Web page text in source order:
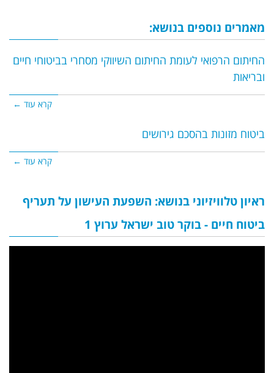
מאמרים נוספים בנושא:
החיתום הרפואי לעומת החיתום השיווקי מסחרי בביטוחי חיים
ובריאות
קרא עוד ←
ביטוח מזונות בהסכם גירושים
קרא עוד ←
ראיון טלוויזיוני בנושא: השפעת העישון על תעריף
ביטוח חיים - בוקר טוב ישראל ערוץ 1